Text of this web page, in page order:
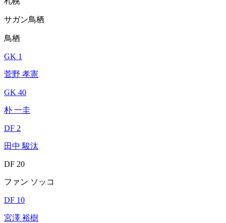
サガン鳥栖
鳥栖
GK 1
菅野 孝憲
GK 40
朴 一圭
DF 2
田中 駿汰
DF 20
ファン ソッコ
DF 10
宮澤 裕樹